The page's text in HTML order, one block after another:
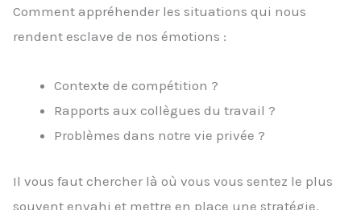
Comment appréhender les situations qui nous
rendent esclave de nos émotions :
Contexte de compétition ?
Rapports aux collègues du travail ?
Problèmes dans notre vie privée ?
Il vous faut chercher là où vous vous sentez le plus
souvent envahi et mettre en place une stratégie.